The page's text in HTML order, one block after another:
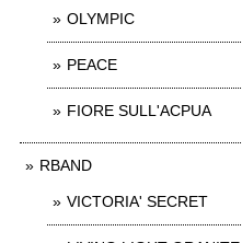
OLYMPIC
PEACE
FIORE SULL'ACPUA
RBAND
VICTORIA' SECRET